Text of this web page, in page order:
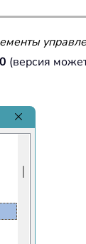
(версия